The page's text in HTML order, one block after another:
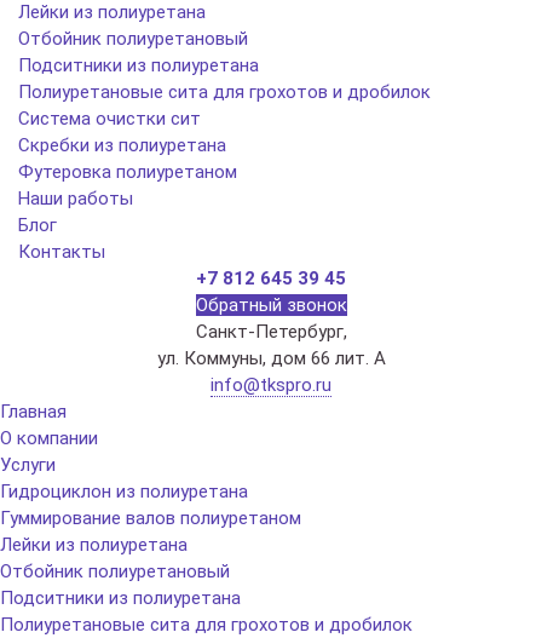
Лейки из полиуретана
Отбойник полиуретановый
Подситники из полиуретана
Полиуретановые сита для грохотов и дробилок
Система очистки сит
Скребки из полиуретана
Футеровка полиуретаном
Наши работы
Блог
Контакты
+7 812 645 39 45
Обратный звонок
Санкт-Петербург,
ул. Коммуны, дом 66 лит. А
info@tkspro.ru
Главная
О компании
Услуги
Гидроциклон из полиуретана
Гуммирование валов полиуретаном
Лейки из полиуретана
Отбойник полиуретановый
Подситники из полиуретана
Полиуретановые сита для грохотов и дробилок